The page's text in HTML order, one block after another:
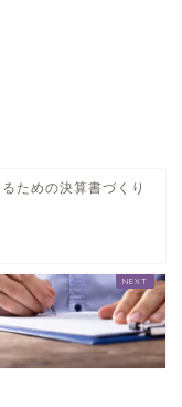
ための決算書づくり